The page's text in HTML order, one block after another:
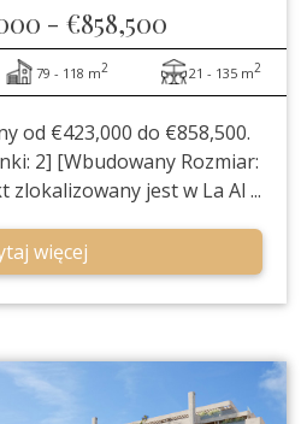
- €858,500
79 - 118 m2 21 - 135 m2
od €423,000 do €858,500.
2] [Wbudowany Rozmiar:
zlokalizowany jest w La Al ...
więcej